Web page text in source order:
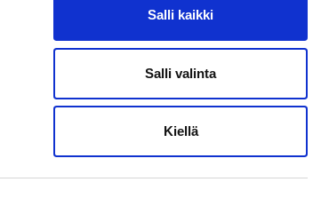
Salli kaikki
Salli valinta
Kiellä
VAASAN SPORT UUTISKIRJE